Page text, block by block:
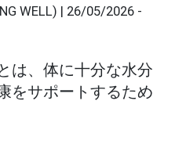
WELL) | 26/05/2026 -
は、体に十分な水分
をサポートするため